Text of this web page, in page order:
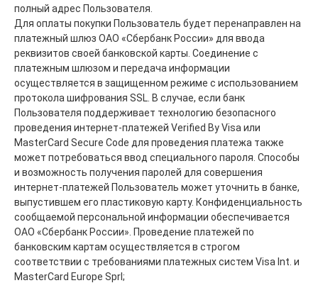
полный адрес Пользователя.
Для оплаты покупки Пользователь будет перенаправлен на
платежный шлюз ОАО «Сбербанк России» для ввода
реквизитов своей банковской карты. Соединение с
платежным шлюзом и передача информации
осуществляется в защищенном режиме с использованием
протокола шифрования SSL. В случае, если банк
Пользователя поддерживает технологию безопасного
проведения интернет-платежей Verified By Visa или
MasterCard Secure Code для проведения платежа также
может потребоваться ввод специального пароля. Способы
и возможность получения паролей для совершения
интернет-платежей Пользователь может уточнить в банке,
выпустившем его пластиковую карту. Конфиденциальность
сообщаемой персональной информации обеспечивается
ОАО «Сбербанк России». Проведение платежей по
банковским картам осуществляется в строгом
соответствии с требованиями платежных систем Visa Int. и
MasterCard Europe Sprl;